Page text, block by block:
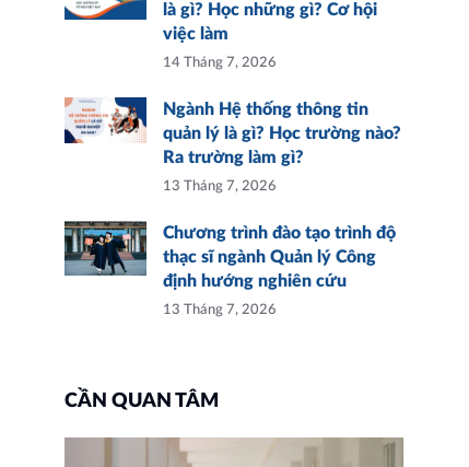
là gì? Học những gì? Cơ hội
việc làm
14 Tháng 7, 2026
Ngành Hệ thống thông tin
quản lý là gì? Học trường nào?
Ra trường làm gì?
13 Tháng 7, 2026
Chương trình đào tạo trình độ
thạc sĩ ngành Quản lý Công
định hướng nghiên cứu
13 Tháng 7, 2026
CẦN QUAN TÂM